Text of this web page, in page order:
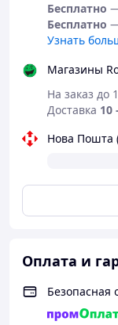
Бесплатно
Бесплатно
Узнать
Магазины
На заказ до
Доставка 10
Нова Пошта
Оплата и
Безопасная